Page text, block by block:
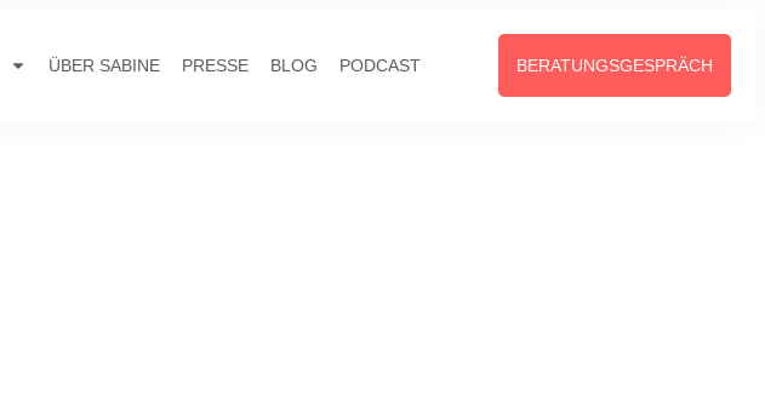
ÜBER SABINE PRESSE BLOG PODCAST BERATUNGSGESPRÄCH